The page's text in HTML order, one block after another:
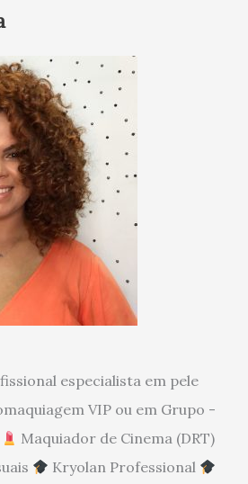
especialista em pele
VIP ou em Grupo -
Maquiador de Cinema (DRT)
Kryolan Professional